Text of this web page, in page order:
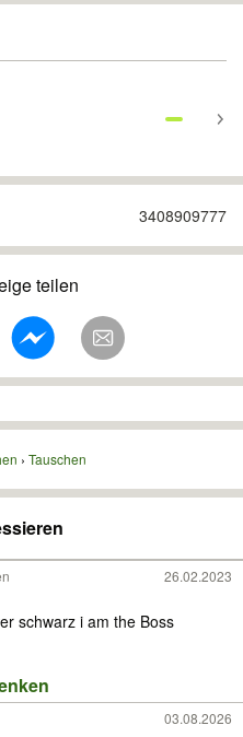
3408909777
teilen
Tauschen
26.02.2023
schwarz i am the Boss
03.08.2026